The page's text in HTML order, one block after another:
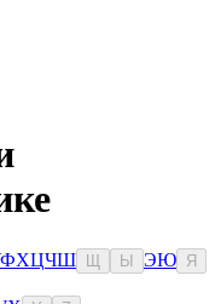
ФХЦЧШ Ы ЭЮ Я